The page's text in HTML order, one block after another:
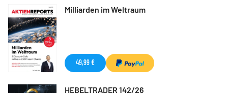
Milliarden im Weltraum
49,99 €
HEBELTRADER 142/26